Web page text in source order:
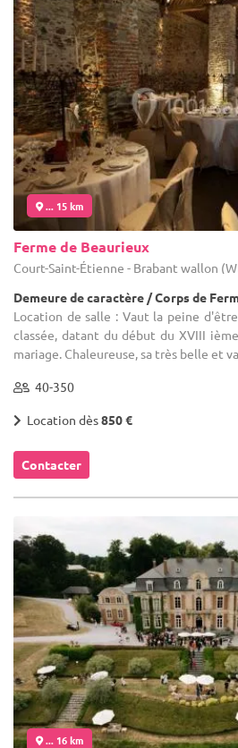
... 15 km
Ferme de Beaurieux
Court-Saint-Étienne - Brabant wallon
Demeure de caractère / Corps de
Location de salle : Vaut la peine
classée, datant du début du XVIII
mariage. Chaleureuse, sa très belle et
40-350
Location dès850 €
Contacter
... 16 km